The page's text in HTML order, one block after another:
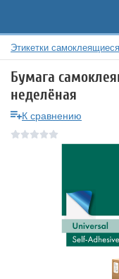
Этикетки
Бумага
неделёная
К сравнению